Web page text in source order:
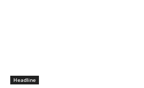
Headline